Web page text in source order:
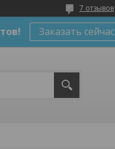
7 отзывов
Заказать сейчас